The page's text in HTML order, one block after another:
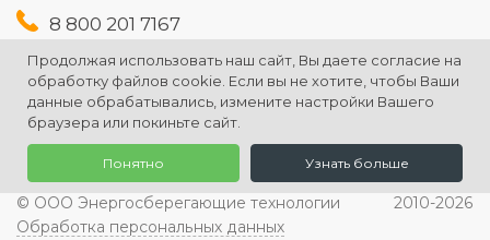
8 800 201 7167
+7 (3852) 607-167
+7 (3852) 226-176
© ООО Энергосберегающие технологии
Обработка персональных данных
2010-2026
Продолжая использовать наш сайт, Вы даете согласие на
обработку файлов cookie. Если вы не хотите, чтобы Ваши
данные обрабатывались, измените настройки Вашего
браузера или покиньте сайт.
Понятно Узнать больше